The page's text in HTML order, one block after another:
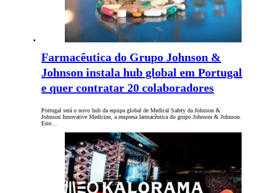
Farmacêutica do Grupo Johnson &
Johnson instala hub global em Portugal
e quer contratar 20 colaboradores
Portugal será o novo hub da equipa global de Medical Safety da Johnson &
Johnson Innovative Medicine, a empresa farmacêutica do grupo Johnson & Johnson.
Este…